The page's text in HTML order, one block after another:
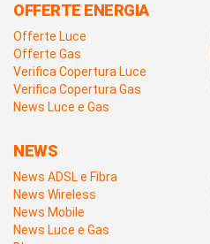
OFFERTE ENERGIA
Offerte Luce
Offerte Gas
Verifica Copertura Luce
Verifica Copertura Gas
News Luce e Gas
NEWS
News ADSL e Fibra
News Wireless
News Mobile
News Luce e Gas